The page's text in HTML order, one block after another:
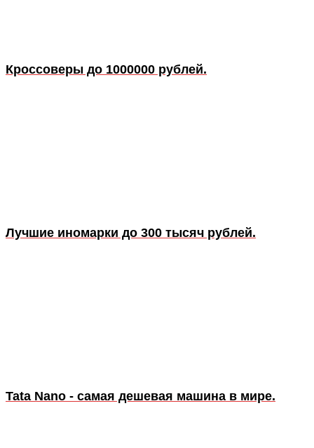
Кроссоверы до 1000000 рублей.
Лучшие иномарки до 300 тысяч рублей.
Tata Nano - самая дешевая машина в мире.